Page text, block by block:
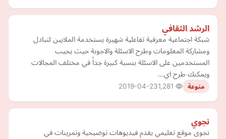
الرشد الثقافي
شبكة اجتماعية معرفية تفاعلية شهيرة يستخدمة الملايين لتبادل
ومشاركة المعلومات وطرح الاسئلة والاجوبة حيث يجيب
المستخدمين على الاسئلة بنسبة كبيرة جداً في مختلف المجالات
ويمكنك طرح اي…
منوعة 2019-04-23
نجوي
نجوى موقع تعليمي يقدم فيديوهات توضيحية وتمرينات في